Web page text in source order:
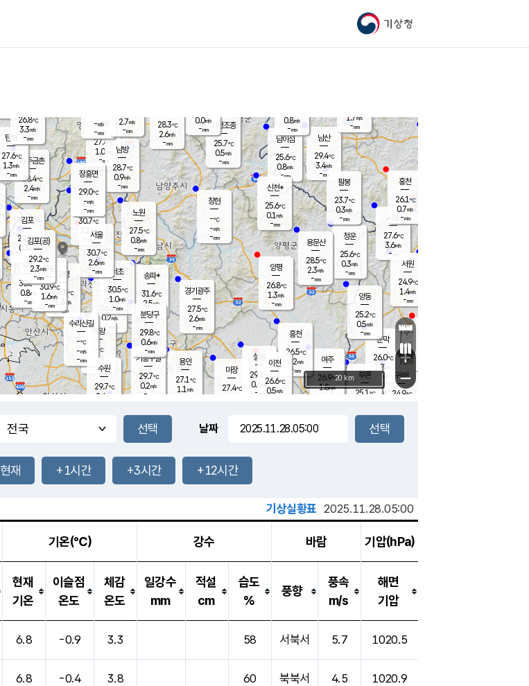
기상청
문막
26.0℃
1.8
mm
남이섬
25.6℃
0.8m/s
-mm
양주
27.4℃
1.0
-mm
부론
25.1 ℃
과천
26.5℃
0.2m/s
- mm
남산
29.4℃
3.4m/s
-mm
-mm
청운
25.6℃
0.3m/s
-mm
팔봉
23.7℃
0.3m/s
-mm
-mm
용인
27.1℃
1.1 m/s
여주
26.9℃
1.8m/s
양동
25.2℃
0.5m/s
-mm
경기광주
27.5℃
2.6m/s
-mm
장호원
0.8m/s
-mm
27.9
℃
파주금촌
28.4℃
2.4m/s
-mm
가평조종
25.7℃
0.5m/s
-mm
28.3℃
2.6m/s
-mm
신천*
25.6℃
0.1 m/s
-mm
창현
-℃
-m/s
-mm
탄현
27.6℃
1.3m/s
-mm
0.0m/s
-mm
30.2℃
0.9m/s
-mm
흥천
26.5℃
0.2m/s
-mm
마장
27.4℃
의왕
- ℃
m/s
mm
김포
29.1℃
0.3 m/s
mm
설봉
29.1
0.6 m/s
- mm
광명
32.8 ℃
1.3 m/s
-mm
부천
30.8℃
0.8m/s
-mm
-mm
구로
30.9℃
1.6m/s
-mm
은평
30.7℃
2.2 m/s
- mm
노원
27.5℃
0.8m/s
-mm
송파*
31.6℃
2.5m/s
-mm
서초
30.5℃
1.0m/s
-mm
남방
28.7℃
0.9m/s
-mm
기흥구갈
29.7℃
0.2m/s
-
수리산길
-℃
-m/s
-mm
분당구
29.8℃
0.6m/s
-mm
장흥면
29.0℃
-m/s
-mm
-m/s
-mm
시동
27.6℃
3.6m/s
- mm
귀래
24.9℃
서원
24.9℃
1.4m/s
-mm
용문산
28.5℃
2.3m/s
-mm
김포(공)
29.2℃
2.3m/s
-mm
홍천
26.1℃
0.7m/s
-mm
이천
26.6℃
0.5m/s
양평
26.8℃
1.3m/s
-mm
수원
29.7℃
2.4 m/s
서울
30.7℃
2.6m/s
-mm
1.7 m/s
-mm
26.8℃
3.3m/s
-mm
2.7m/s
-mm
+
−
20 km
날짜
현재 +1시간 +3시간 +12시간
기상실황표 2025.11.28.05:00
기온(℃) 강수 바람 기압(hPa)
현재
기온
이슬점
온도
체감
온도
일강수
mm
적설
cm
습도
%
풍향
풍속
m/s
해면
기압
6.8 -0.9 3.3 58 서북서 5.7 1020.5
6.8 -0.4 3.8 60 북북서 4.5 1020.9